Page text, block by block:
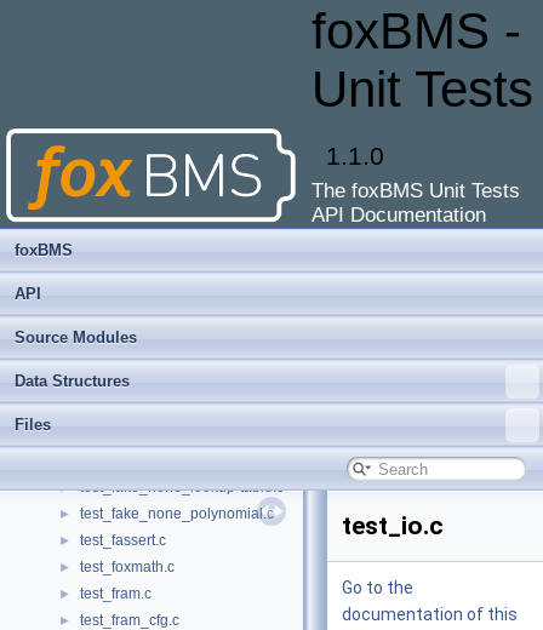
foxBMS -
Unit Tests
1.1.0
The foxBMS Unit Tests
API Documentation
foxBMS
API
Source Modules
Data Structures
Files
► test_diag_cbs_temperature.c
► test_diag_cbs_voltage.c
► test_diag_cfg.c
►
► test_dma_cfg.c
test_epcos_b57251v5103j060_lookup-table.c
► test_epcos_b57861s0103f045.c
► test_epcos_b57861s0103f045_lookup-table.c
► test_fake_none_lookup-table.c
► test_fake_none_polynomial.c
► test_fassert.c
► test_foxmath.c
► test_fram.c
► test_fram_cfg.c
test_io.c
Go to the
documentation of this